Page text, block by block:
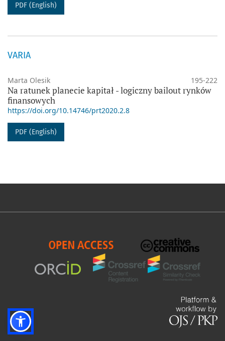
PDF (English)
VARIA
Marta Olesik 195-222
Na ratunek planecie kapitał - logiczny bailout rynków
finansowych
https://doi.org/10.14746/prt2020.2.8
PDF (English)